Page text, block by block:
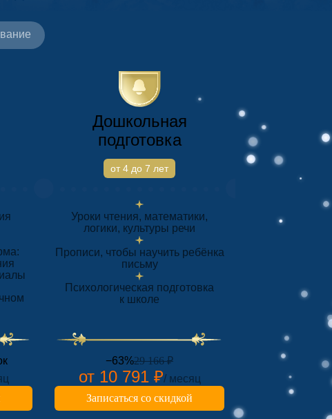
Дошкольная
подготовка
от 4 до 7 лет
Уроки чтения, математики,
логики, культуры речи
Прописи, чтобы научить ребёнка
письму
Психологическая подготовка
к школе
−63%29 166 ₽
от 10 791 ₽/ месяц
Записаться со скидкой